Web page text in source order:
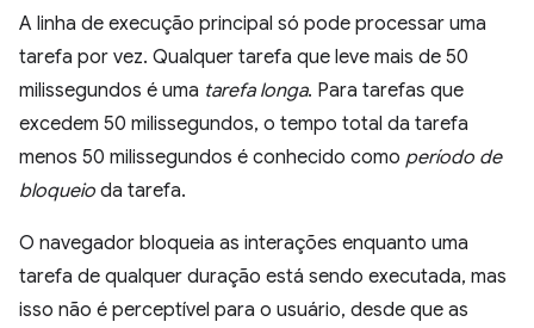
A linha de execução principal só pode processar uma
tarefa por vez. Qualquer tarefa que leve mais de 50
milissegundos é uma tarefa longa. Para tarefas que
excedem 50 milissegundos, o tempo total da tarefa
menos 50 milissegundos é conhecido como período de
bloqueio da tarefa.
O navegador bloqueia as interações enquanto uma
tarefa de qualquer duração está sendo executada, mas
isso não é perceptível para o usuário, desde que as